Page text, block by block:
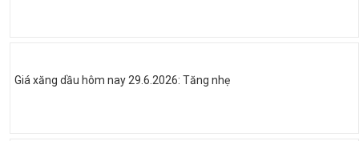
Giá xăng dầu hôm nay 29.6.2026: Tăng nhẹ